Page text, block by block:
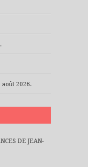
août 2026.
DE JEAN-